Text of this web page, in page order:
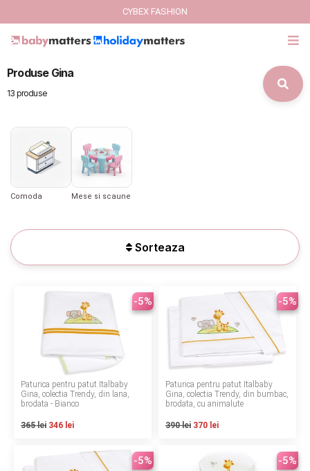
GIFT CARD
Italbaby Collections
LA PLIMBARE
CAMERA COPILULUI
JUCARII
MARSUPII BEBELUSI
LEAGANE COPII
CYBEX FASHION
Produse Gina
13 produse
Comoda Mese si scaune
Sorteaza
-5%
Paturica pentru patut Italbaby
Gina, colectia Trendy, din lana,
brodata - Bianco
365 lei 346 lei
-5%
Paturica pentru patut Italbaby
Gina, colectia Trendy, din bumbac,
brodata, cu animalute
390 lei 370 lei
-5% -5%